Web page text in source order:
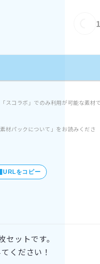
スコラボ」でのみ利用が可能な素材
材パックについて」をお読みくださ
URLをコピー
ットです。
ください！